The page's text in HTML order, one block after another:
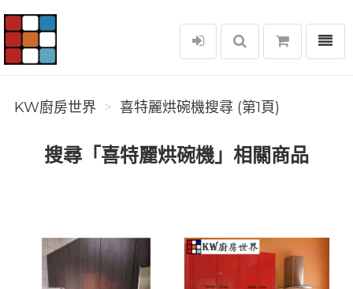
KW廚房世界
選單
KW廚房世界 喜特麗烘碗機搜尋 (第1頁)
搜尋「喜特麗烘碗機」相關商品